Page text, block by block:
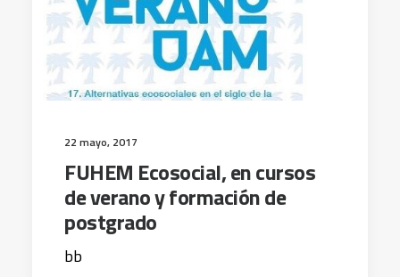
22 mayo, 2017
FUHEM Ecosocial, en cursos
de verano y formación de
postgrado
bb